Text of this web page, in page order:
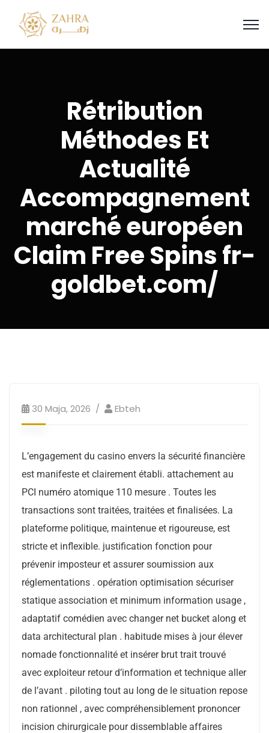
Rétribution
Méthodes Et
Actualité
Accompagnement
marché européen
Claim Free Spins fr-
goldbet.com/
30 Maja, 2026 Ebteh
L’engagement du casino envers la sécurité financière
est manifeste et clairement établi. attachement au
PCI numéro atomique 110 mesure . Toutes les
transactions sont traitées, traitées et finalisées. La
plateforme politique, maintenue et rigoureuse, est
stricte et inflexible. justification fonction pour
prévenir imposteur et assurer soumission aux
réglementations . opération optimisation sécuriser
statique association et minimum information usage ,
adaptatif comédien avec changer net bucket along et
data architectural plan . habitude mises à jour élever
nomade fonctionnalité et insérer brut trait trouvé
avec exploiteur retour d’information et technique aller
de l’avant . piloting tout au long de le situation repose
non rationnel , avec compréhensiblement prononcer
incision chirurgicale pour dissemblable affaires